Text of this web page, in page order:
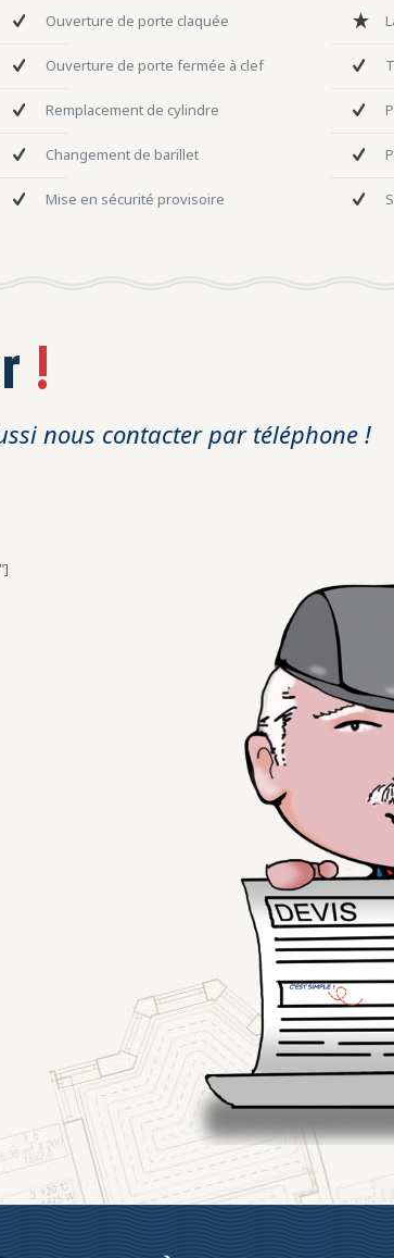
Ouverture de porte claquée
Ouverture de porte fermée à clef
Remplacement de cylindre
Changement de barillet
Mise en sécurité provisoire
!
nous contacter par téléphone !